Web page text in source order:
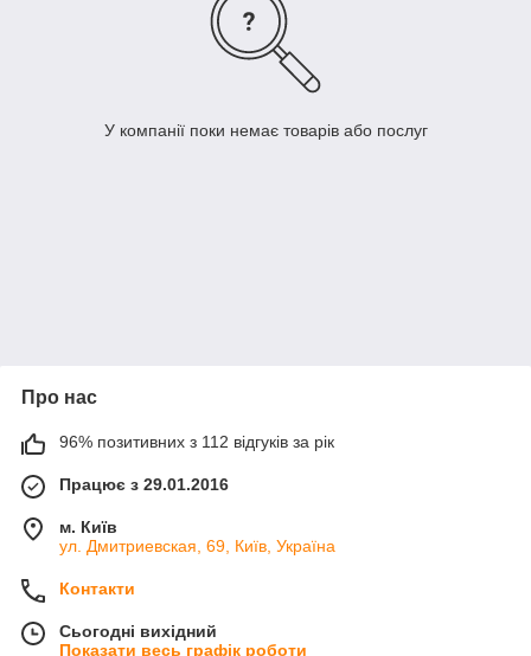
У компанії поки немає товарів або послуг
Про нас
96% позитивних з 112 відгуків за рік
Працює з 29.01.2016
м. Київ
ул. Дмитриевская, 69, Київ, Україна
Контакти
Сьогодні вихідний
Показати весь графік роботи